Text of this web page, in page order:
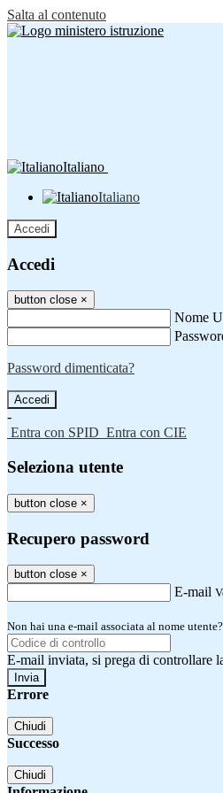
Salta al contenuto
Italiano
Italiano
Accedi
Accedi
button close ×
Nome
Password dimenticata?
-
Entra con SPID Entra con CIE
Seleziona utente
button close ×
Recupero password
button close ×
E-mail
Non hai una e-mail associata al nome
E-mail inviata, si prega di controllare
Errore
Chiudi
Successo
Chiudi